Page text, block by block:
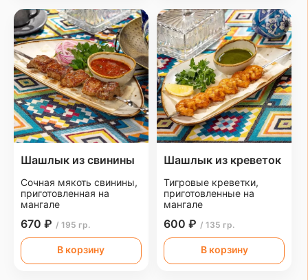
Шашлык из свинины
Сочная мякоть свинины,
приготовленная на
мангале
670 ₽ / 195 гр.
В корзину
Шашлык из креветок
Тигровые креветки,
приготовленные на
мангале
600 ₽ / 135 гр.
В корзину